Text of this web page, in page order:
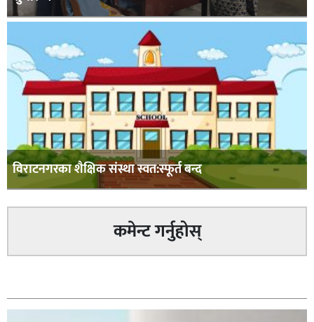
विराटनगरका शैक्षिक संस्था स्वत:स्फूर्त बन्द
कमेन्ट गर्नुहोस्